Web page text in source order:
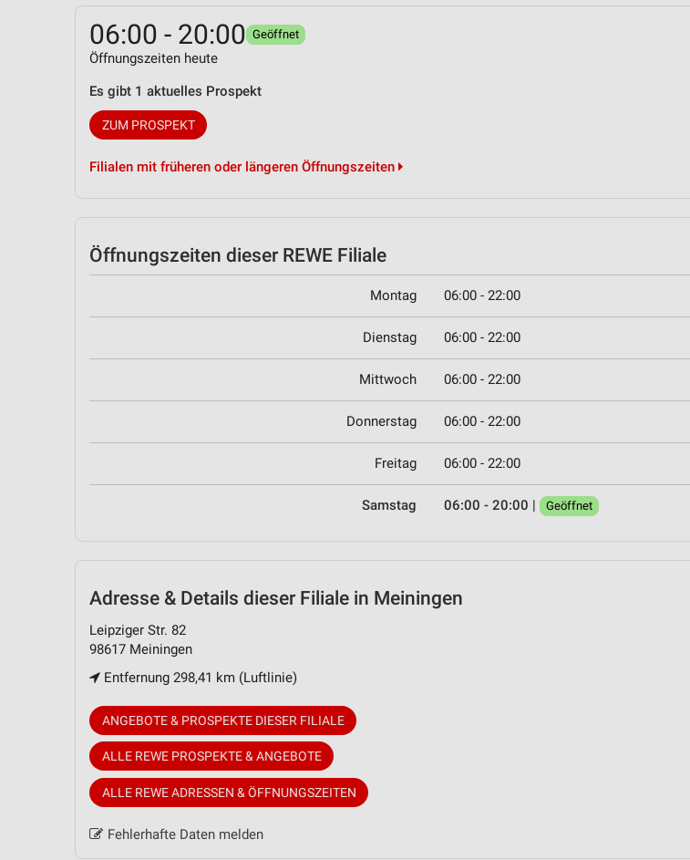
06:00 - 20:00 Geöffnet
Öffnungszeiten heute
Es gibt 1 aktuelles Prospekt
ZUM PROSPEKT
Filialen mit früheren oder längeren Öffnungszeiten
Öffnungszeiten dieser REWE Filiale
Montag 06:00 - 22:00
Dienstag 06:00 - 22:00
Mittwoch 06:00 - 22:00
Donnerstag 06:00 - 22:00
Freitag 06:00 - 22:00
Samstag 06:00 - 20:00 | Geöffnet
Adresse & Details dieser Filiale in Meiningen
Leipziger Str. 82
98617 Meiningen
Entfernung 298,41 km (Luftlinie)
ANGEBOTE & PROSPEKTE DIESER FILIALE
ALLE REWE PROSPEKTE & ANGEBOTE
ALLE REWE ADRESSEN & ÖFFNUNGSZEITEN
Fehlerhafte Daten melden